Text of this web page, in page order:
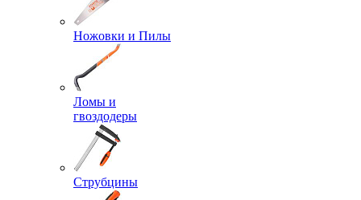
Ножовки и Пилы
Ломы и
гвоздодеры
Струбцины